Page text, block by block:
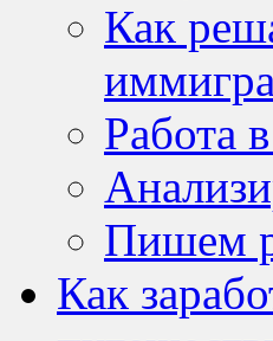
Как
Работа
Пишем
Как